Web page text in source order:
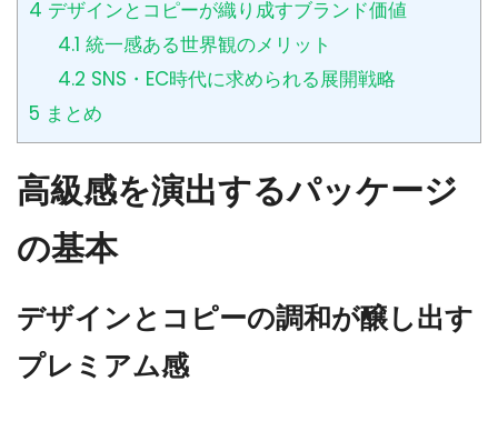
4 デザインとコピーが織り成すブランド価値
4.1 統一感ある世界観のメリット
4.2 SNS・EC時代に求められる展開戦略
5 まとめ
高級感を演出するパッケージ
の基本
デザインとコピーの調和が醸し出す
プレミアム感